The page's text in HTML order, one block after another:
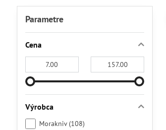
Parametre
Cena
Výrobca
Morakniv (108)